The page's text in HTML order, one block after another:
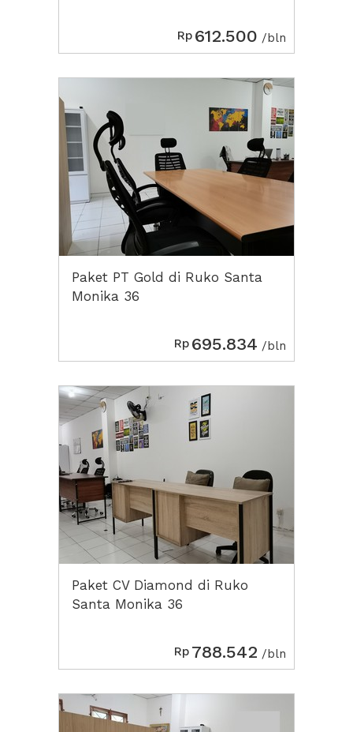
Rp 612.500 /bln
Paket PT Gold di Ruko Santa
Monika 36
Rp 695.834 /bln
Paket CV Diamond di Ruko
Santa Monika 36
Rp 788.542 /bln